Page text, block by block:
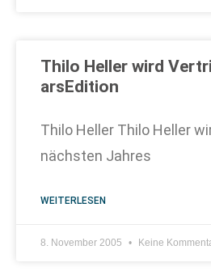
Thilo Heller wird
arsEdition
Thilo Heller Thilo Heller
nächsten Jahres
WEITERLESEN
8. November 2005 Keine